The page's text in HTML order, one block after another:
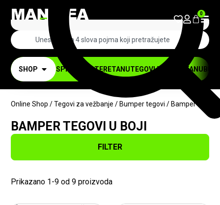
0
SHOP SPRAVE ZA TERETANUTEGOVI ZA TERETANU
Online Shop /Tegovi za vežbanje /Bumper tegovi / Bamper tegovi
BAMPER TEGOVI U BOJI
FILTER
Prikazano 1-9 od 9 proizvoda